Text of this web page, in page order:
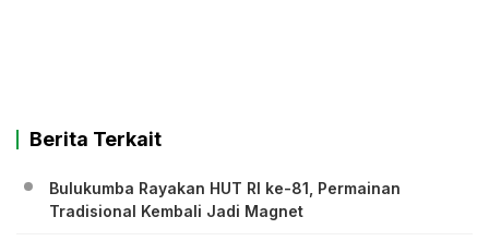
Berita Terkait
Bulukumba Rayakan HUT RI ke-81, Permainan
Tradisional Kembali Jadi Magnet